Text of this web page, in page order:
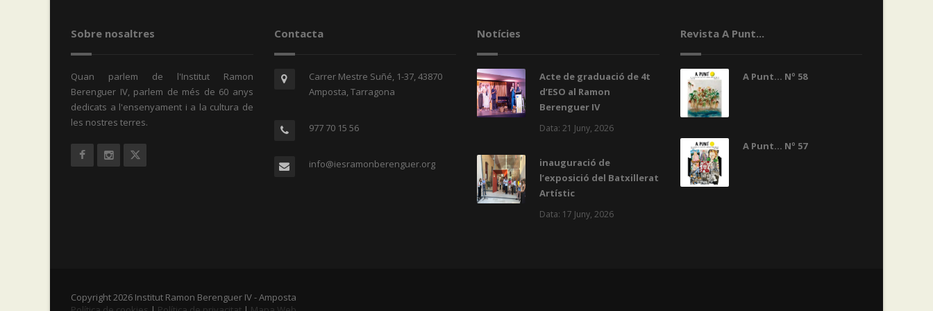
Sobre nosaltres
Quan parlem de l'Institut Ramon
Berenguer IV, parlem de més de 60 anys
dedicats a l'ensenyament i a la cultura de
les nostres terres.
Contacta
Carrer Mestre Suñé, 1-37, 43870
Amposta, Tarragona
977 70 15 56
info@iesramonberenguer.org
Notícies
Acte de graduació de 4t
d’ESO al Ramon
Berenguer IV
Data: 21 Juny, 2026
inauguració de
l’exposició del Batxillerat
Artístic
Data: 17 Juny, 2026
Revista A Punt...
A Punt... Nº 58
A Punt... Nº 57
Copyright 2026 Institut Ramon Berenguer IV - Amposta